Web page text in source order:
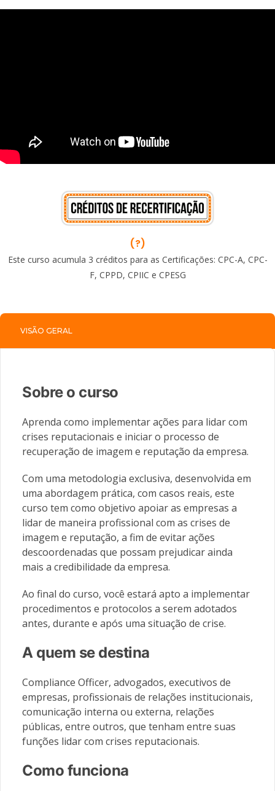
(?)
Este curso acumula 3 créditos para as Certificações: CPC-A, CPC-
F, CPPD, CPIIC e CPESG
VISÃO GERAL
Sobre o curso
Aprenda como implementar ações para lidar com
crises reputacionais e iniciar o processo de
recuperação de imagem e reputação da empresa.
Com uma metodologia exclusiva, desenvolvida em
uma abordagem prática, com casos reais, este
curso tem como objetivo apoiar as empresas a
lidar de maneira profissional com as crises de
imagem e reputação, a fim de evitar ações
descoordenadas que possam prejudicar ainda
mais a credibilidade da empresa.
Ao final do curso, você estará apto a implementar
procedimentos e protocolos a serem adotados
antes, durante e após uma situação de crise.
A quem se destina
Compliance Officer, advogados, executivos de
empresas, profissionais de relações institucionais,
comunicação interna ou externa, relações
públicas, entre outros, que tenham entre suas
funções lidar com crises reputacionais.
Como funciona